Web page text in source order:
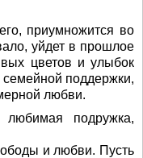
приумножится во
уйдет в прошлое
цветов и улыбок
поддержки,
любви.
подружка,
и любви. Пусть